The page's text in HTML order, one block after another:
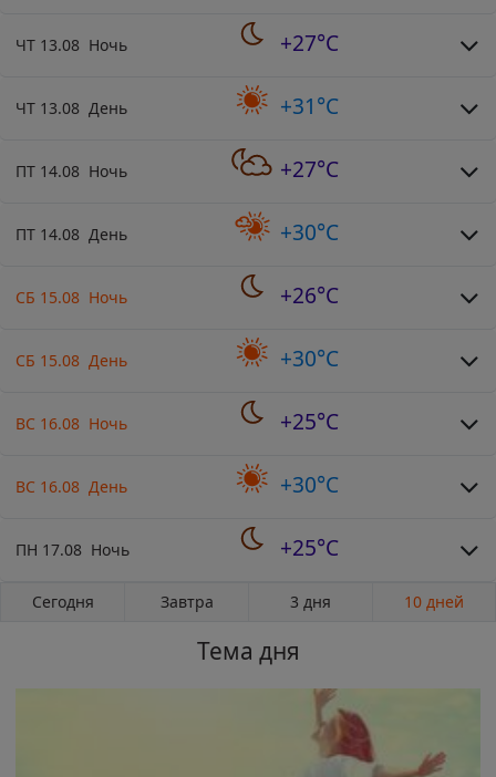
ЧТ 13.08 Ночь +27°C
ЧТ 13.08 День +31°C
ПТ 14.08 Ночь +27°C
ПТ 14.08 День +30°C
СБ 15.08 Ночь +26°C
СБ 15.08 День +30°C
ВС 16.08 Ночь +25°C
ВС 16.08 День +30°C
ПН 17.08 Ночь +25°C
Сегодня Завтра 3 дня 10 дней
Тема дня